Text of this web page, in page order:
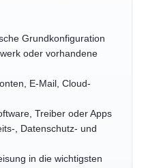
Grundkonfiguration
oder vorhandene
E-Mail, Cloud-
Treiber oder Apps
, Datenschutz- und
in die wichtigsten